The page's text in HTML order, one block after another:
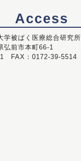
Access
学被ばく医療総合研究所
前市本町66-1
FAX：0172-39-5514